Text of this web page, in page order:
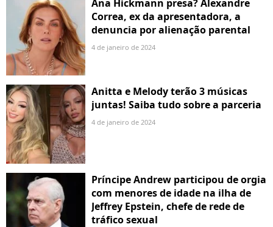
Ana Hickmann presa? Alexandre
Correa, ex da apresentadora, a
denuncia por alienação parental
4 de janeiro de 2024
Anitta e Melody terão 3 músicas
juntas! Saiba tudo sobre a parceria
4 de janeiro de 2024
Príncipe Andrew participou de orgia
com menores de idade na ilha de
Jeffrey Epstein, chefe de rede de
tráfico sexual